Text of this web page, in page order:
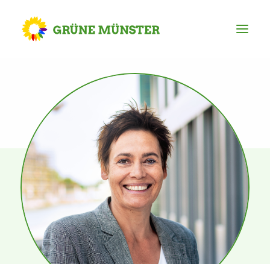
Partei
Kreisvorstand
Kreisgeschäftsstelle
Mitgliederversammlung
Ortsverbände